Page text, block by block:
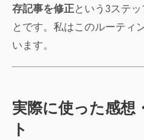
存記事を修正という3ステ
とです。私はこのルーティ
います。
実際に使った感想
ト